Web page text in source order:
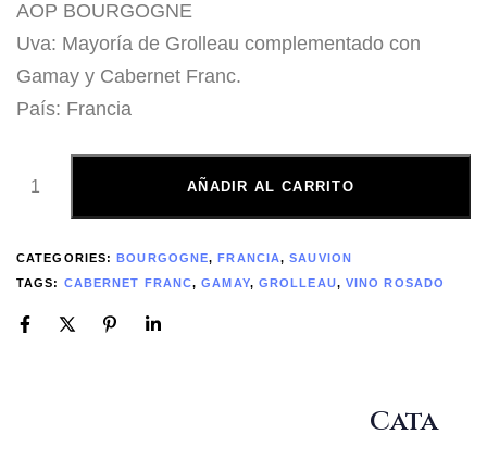
AOP BOURGOGNE
Uva: Mayoría de Grolleau complementado con
Gamay y Cabernet Franc.
País: Francia
AÑADIR AL CARRITO
CATEGORIES:BOURGOGNE,FRANCIA,SAUVION
TAGS: CABERNET FRANC,GAMAY, GROLLEAU, VINO ROSADO
Cata